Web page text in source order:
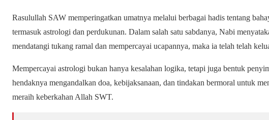
Rasulullah SAW memperingatkan umatnya melalui berbagai hadis tentang
termasuk astrologi dan perdukunan. Dalam salah satu sabdanya, Nabi
mendatangi tukang ramal dan mempercayai ucapannya, maka ia telah telah
Mempercayai astrologi bukan hanya kesalahan logika, tetapi juga bentuk
hendaknya mengandalkan doa, kebijaksanaan, dan tindakan bermoral untuk
meraih keberkahan Allah SWT.